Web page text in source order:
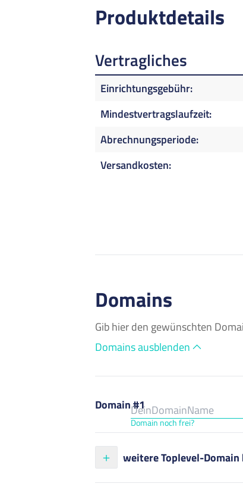
Produktdetails
Vertragliches
Einrichtungsgebühr
Mindestvertragslaufzeit
Abrechnungsperiode
Versandkosten
Domains
Gib hier den gewünschten
Domains ausblenden
Domain #1
Domain noch frei?
weitere Toplevel-